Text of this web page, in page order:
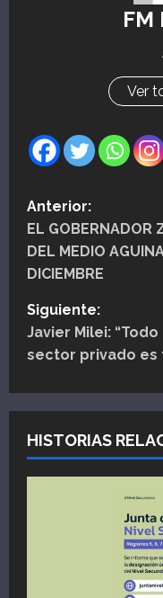
FM
Ver
N
a
v
e
g
a
c
i
Anterior:
EL GOBERNADOR
DEL MEDIO
DICIEMBRE
Siguiente:
Javier Milei:
sector privado es
HISTORIAS